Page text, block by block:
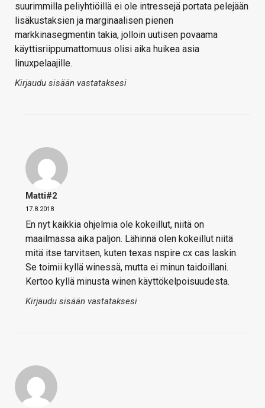
suurimmilla peliyhtiöillä ei ole intressejä portata pelejään
lisäkustaksien ja marginaalisen pienen
markkinasegmentin takia, jolloin uutisen povaama
käyttisriippumattomuus olisi aika huikea asia
linuxpelaajille.
Kirjaudu sisään vastataksesi
Matti#2
17.8.2018
En nyt kaikkia ohjelmia ole kokeillut, niitä on
maailmassa aika paljon. Lähinnä olen kokeillut niitä
mitä itse tarvitsen, kuten texas nspire cx cas laskin.
Se toimii kyllä winessä, mutta ei minun taidoillani.
Kertoo kyllä minusta winen käyttökelpoisuudesta.
Kirjaudu sisään vastataksesi